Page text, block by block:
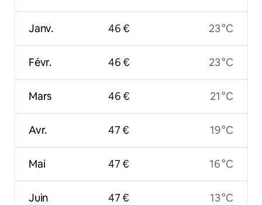
Janv.
Févr.
Mars
Avr.
Mai
Juin
46 €
46 €
46 €
47 €
47 €
47 €
23 °C
23 °C
21 °C
19 °C
16 °C
13 °C